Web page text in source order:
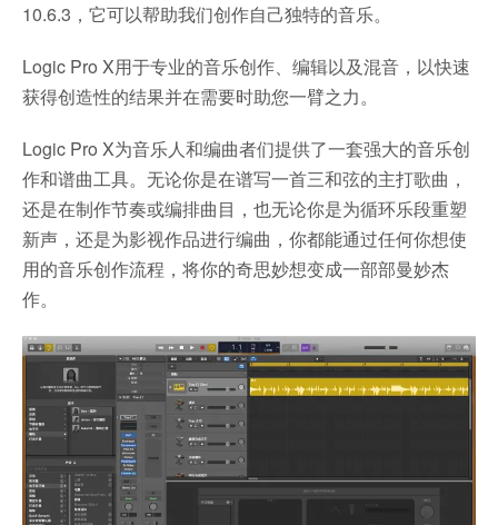
10.6.3，它可以帮助我们创作自己独特的音乐。
Logic Pro X用于专业的音乐创作、编辑以及混音，以快速
获得创造性的结果并在需要时助您一臂之力。
Logic Pro X为音乐人和编曲者们提供了一套强大的音乐创
作和谱曲工具。无论你是在谱写一首三和弦的主打歌曲，
还是在制作节奏或编排曲目，也无论你是为循环乐段重塑
新声，还是为影视作品进行编曲，你都能通过任何你想使
用的音乐创作流程，将你的奇思妙想变成一部部曼妙杰
作。